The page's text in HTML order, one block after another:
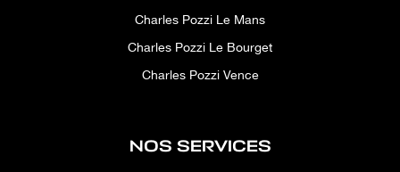
Charles Pozzi Le Mans
Charles Pozzi Le Bourget
Charles Pozzi Vence
NOS SERVICES